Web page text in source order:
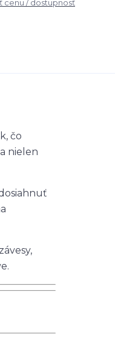
cenu / dostupnosť
čo
nielen